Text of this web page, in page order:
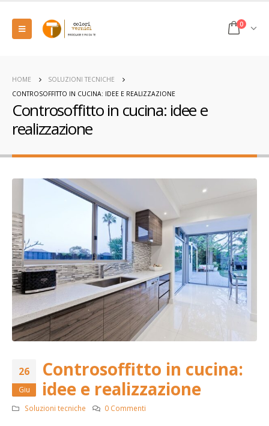
0
HOME
SOLUZIONI TECNICHE
CONTROSOFFITTO IN CUCINA: IDEE E REALIZZAZIONE
Controsoffitto in cucina: idee e
realizzazione
26
Giu
Controsoffitto in cucina:
idee e realizzazione
Soluzioni tecniche 0 Commenti